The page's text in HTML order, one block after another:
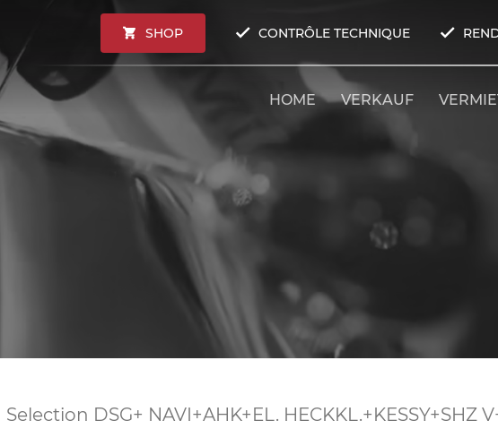
SHOP CONTRÔLE TECHNIQUE
HOME VERKAUF
Selection DSG+ NAVI+AHK+EL. HECKKL.+KESSY+SHZ